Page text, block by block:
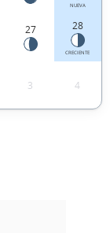
NUEVA
27 28
CRECIENTE
3 4